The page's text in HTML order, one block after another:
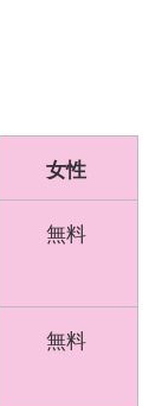
女性
無料
無料